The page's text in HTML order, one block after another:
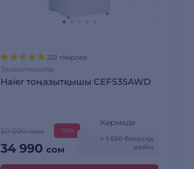
222 пікірлер
Тоңазытқыштар
Haier тоңазытқышы CEF535AWD
50 090 сом -30%
34 990 сом
Көрмеде
+ 1 050 бонусқа
дейін